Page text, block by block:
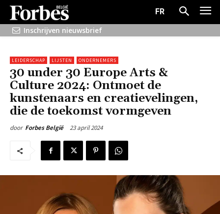
FR
Inschrijven nieuwsbrief
LEIDERSCHAP LIJSTEN ONDERNEMERS
30 under 30 Europe Arts &
Culture 2024: Ontmoet de
kunstenaars en creatievelingen,
die de toekomst vormgeven
door Forbes België 23 april 2024